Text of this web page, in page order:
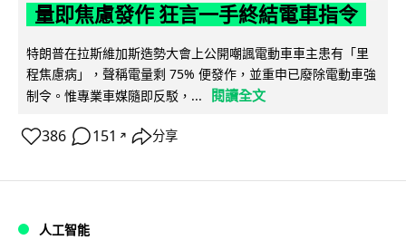
量即焦慮發作 狂言一手終結電車指令
特朗普在拉斯維加斯造勢大會上公開嘲諷電動車車主患有「里
程焦慮病」，聲稱電量剩 75% 便發作，並重申已廢除電動車強
制令。惟專業車媒隨即反駁，...
閱讀全文
386 151 ↗ 分享
人工智能